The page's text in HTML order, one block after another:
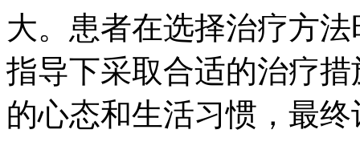
大。患者在选择治疗方
指导下采取合适的治疗
的心态和生活习惯，最